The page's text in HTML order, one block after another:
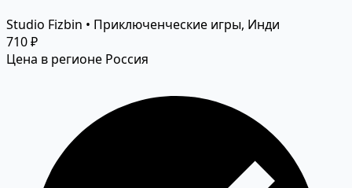
Studio Fizbin • Приключенческие игры, Инди
710 ₽
Цена в регионе Россия